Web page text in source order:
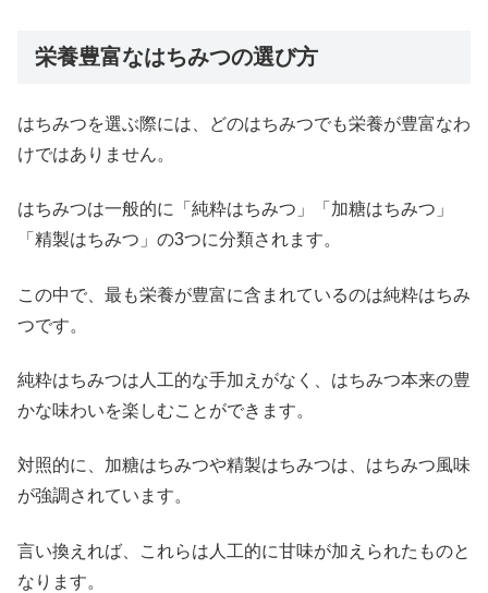
栄養豊富なはちみつの選び方
はちみつを選ぶ際には、どのはちみつでも栄養が豊富なわ
けではありません。
はちみつは一般的に「純粋はちみつ」「加糖はちみつ」
「精製はちみつ」の3つに分類されます。
この中で、最も栄養が豊富に含まれているのは純粋はちみ
つです。
純粋はちみつは人工的な手加えがなく、はちみつ本来の豊
かな味わいを楽しむことができます。
対照的に、加糖はちみつや精製はちみつは、はちみつ風味
が強調されています。
言い換えれば、これらは人工的に甘味が加えられたものと
なります。